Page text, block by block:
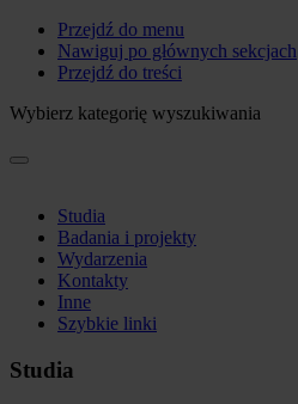
Przejdź do menu
Nawiguj po głównych sekcjach
Przejdź do treści
Wybierz kategorię wyszukiwania
Studia
Badania i projekty
Wydarzenia
Kontakty
Inne
Szybkie linki
Studia